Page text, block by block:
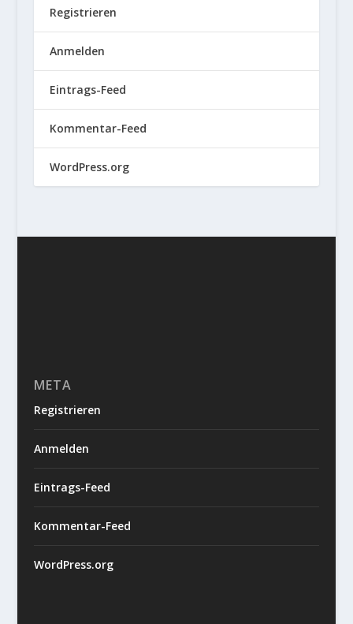
Registrieren
Anmelden
Eintrags-Feed
Kommentar-Feed
WordPress.org
META
Registrieren
Anmelden
Eintrags-Feed
Kommentar-Feed
WordPress.org